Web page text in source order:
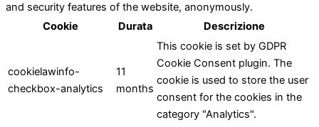
and security features of the website, anonymously.
Cookie
Durata Descrizione
cookielawinfo-
checkbox-analytics
11
months
This cookie is set by GDPR
Cookie Consent plugin. The
cookie is used to store the user
consent for the cookies in the
category "Analytics".